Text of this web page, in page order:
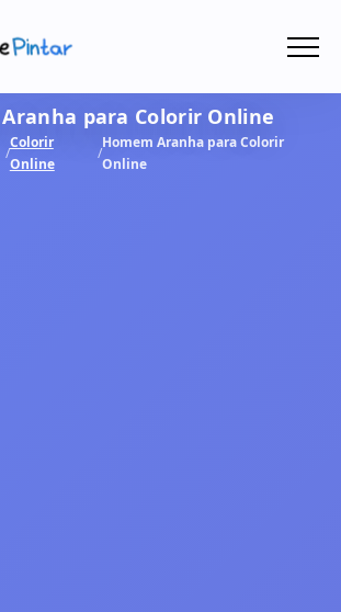
- PDF
para Colorir Online
/
Colorir
Online
/
Homem Aranha para Colorir
Online